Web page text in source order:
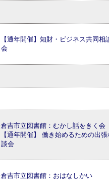
【通年開催】知財・ビジネス共同相
会
倉吉市立図書館：むかし話をきく会
【通年開催】 働き始めるための出張
談会
倉吉市立図書館：おはなしかい